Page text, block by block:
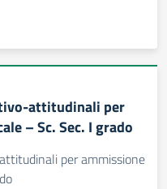
attitudinali per
– Sc. Sec. I grado
per ammissione